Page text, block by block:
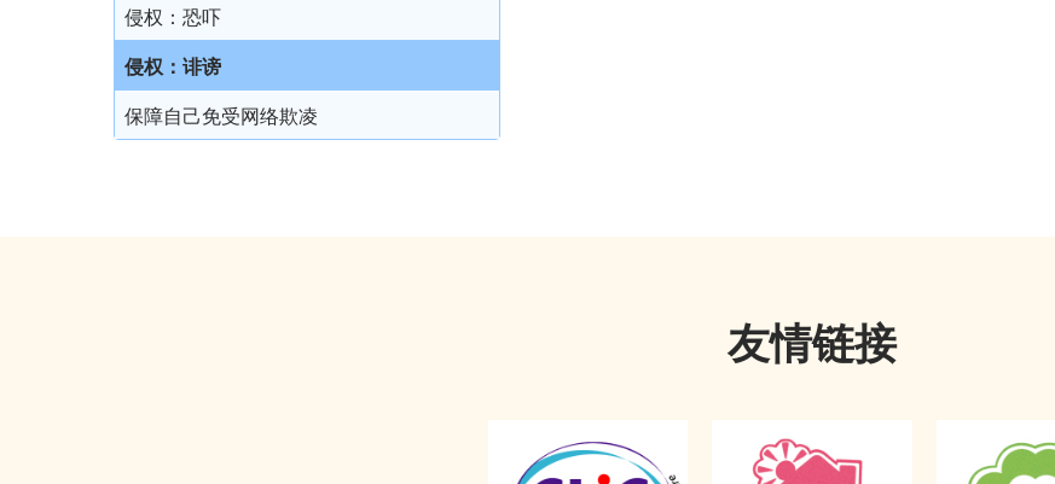
侵权：恐吓
侵权：诽谤
保障自己免受网络欺凌
友情链接